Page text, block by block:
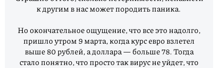
к другим в нас может породить паника.
Но окончательное ощущение, что все это надолго,
пришло утром 9 марта, когда курс евро взлетел
выше 80 рублей, а доллара — больше 78. Тогда
стало понятно, что просто так вирус не уйдет, что